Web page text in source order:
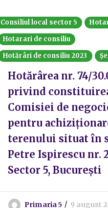
Consiliul local sector 5
Hotarari de consiliu
Hotărâri de consiliu 2023
Hotărârea nr. 74/
privind
Comisiei de
pentru
terenului situat în
Petre Ispirescu nr.
Sector 5, București
Primaria 5 9 august